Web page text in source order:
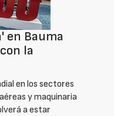
en Bauma
la
en los sectores
y maquinaria
a estar